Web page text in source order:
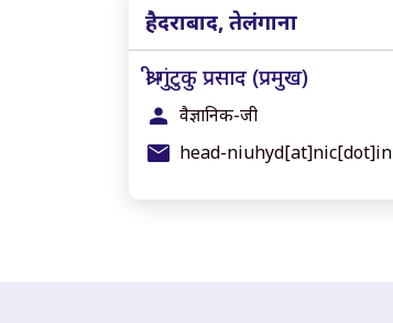
हैदराबाद, तेलंगाना
श्री गुंटुकु प्रसाद (प्रमुख)
वैज्ञानिक-जी
head-niuhyd[at]nic[dot]in